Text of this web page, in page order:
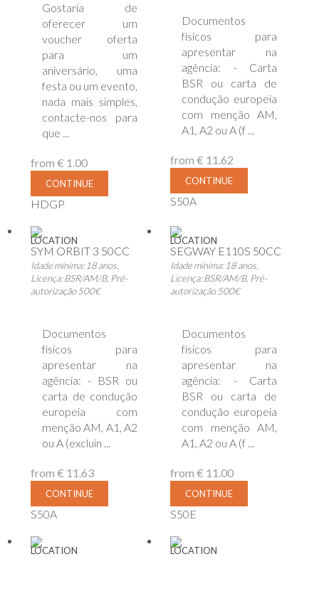
Gostaria de
oferecer um
voucher oferta
para um
aniversário, uma
festa ou um evento,
nada mais simples,
contacte-nos para
que ...
from € 1.00
CONTINUE
HDGP
Documentos
físicos para
apresentar na
agência: - Carta
BSR ou carta de
condução europeia
com menção AM,
A1, A2 ou A (f ...
from € 11.62
CONTINUE
S50A
LOCATION
SYM ORBIT 3 50CC
Idade mínima: 18 anos,
Licença: BSR/AM/B, Pré-
autorização 500€
Documentos
físicos para
apresentar na
agência: - BSR ou
carta de condução
europeia com
menção AM, A1, A2
ou A (excluin ...
from € 11.63
CONTINUE
S50A
LOCATION
SEGWAY E110S 50CC
Idade mínima: 18 anos,
Licença: BSR/AM/B, Pré-
autorização 500€
Documentos
físicos para
apresentar na
agência: - Carta
BSR ou carta de
condução europeia
com menção AM,
A1, A2 ou A (f ...
from € 11.00
CONTINUE
S50E
LOCATION LOCATION